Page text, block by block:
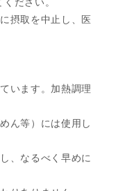
ださい。
摂取を中止し、医
います。加熱調理
ん等）には使用し
、なるべく早めに